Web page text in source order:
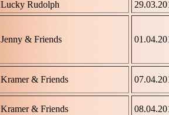
Lucky Rudolph
Jenny & Friends
Kramer & Friends
Kramer & Friends